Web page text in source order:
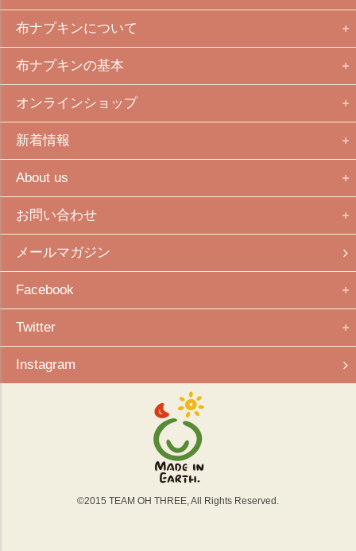
布ナプキンについて
布ナプキンの基本
オンラインショップ
新着情報
About us
お問い合わせ
メールマガジン
Facebook
Twitter
Instagram
©2015 TEAM OH THREE, All Rights Reserved.